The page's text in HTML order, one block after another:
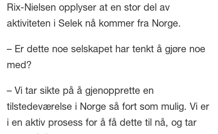
Rix-Nielsen opplyser at en stor del av
aktiviteten i Selek nå kommer fra Norge.
– Er dette noe selskapet har tenkt å gjøre noe
med?
– Vi tar sikte på å gjenopprette en
tilstedeværelse i Norge så fort som mulig. Vi er
i en aktiv prosess for å få dette til nå, og tar